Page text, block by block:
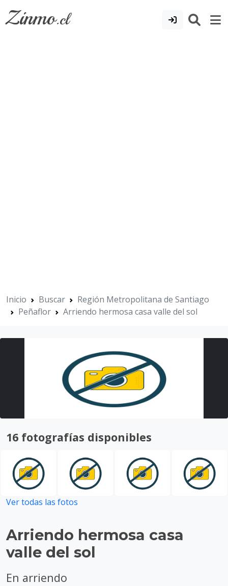
Zinmo.cl
Inicio Buscar
Región Metropolitana de Santiago
Peñaflor
Arriendo hermosa casa valle del sol
16 fotografías disponibles
Ver todas las fotos
Arriendo hermosa casa
valle del sol
En arriendo